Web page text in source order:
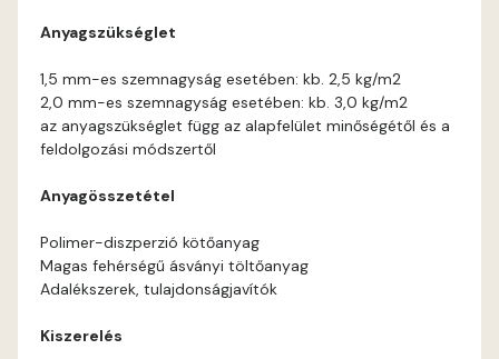
Paris-green A
Pheasant-brown A
Anyagszükséglet
1,5 mm-es szemnagyság esetében: kb. 2,5 kg/m2
2,0 mm-es szemnagyság esetében: kb. 3,0 kg/m2
az anyagszükséglet függ az alapfelület minőségétől és a
feldolgozási módszertől
Anyagösszetétel
Polimer-diszperzió kötőanyag
Magas fehérségű ásványi töltőanyag
Adalékszerek, tulajdonságjavítók
Kiszerelés